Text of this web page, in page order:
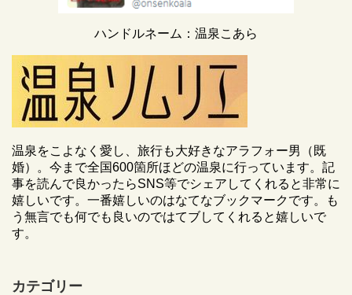
ハンドルネーム：温泉こあら
温泉をこよなく愛し、旅行も大好きなアラフォー男（既
婚）。今まで全国600箇所ほどの温泉に行っています。記
事を読んで良かったらSNS等でシェアしてくれると非常に
嬉しいです。一番嬉しいのはなてなブックマークです。も
う無言でも何でも良いのではてブしてくれると嬉しいで
す。
カテゴリー